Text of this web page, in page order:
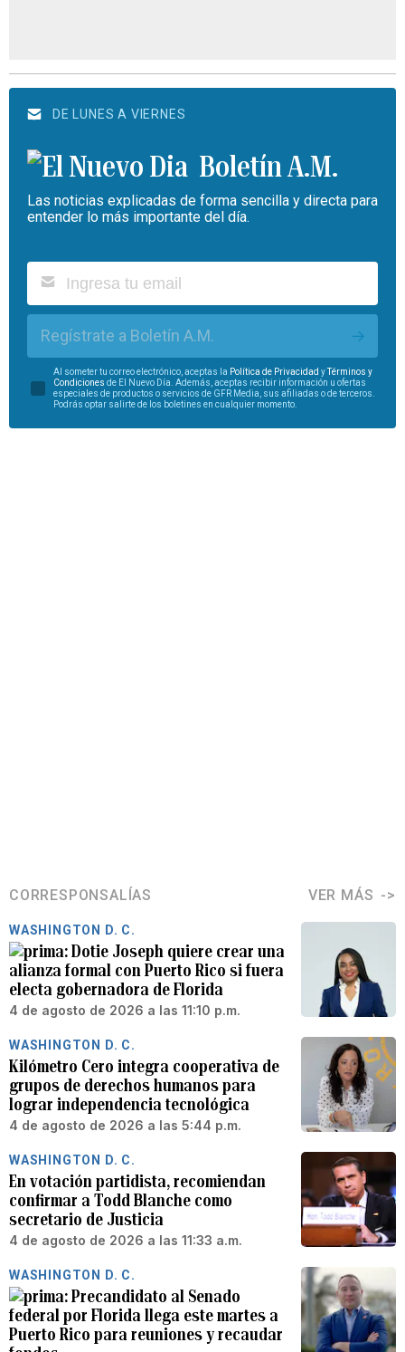
DE LUNES A VIERNES
Boletín A.M.
Las noticias explicadas de forma sencilla y directa para
entender lo más importante del día.
Regístrate a Boletín A.M.
Al someter tu correo electrónico, aceptas la Política de Privacidad y
Términos y
Condiciones de El Nuevo Día. Además, aceptas recibir información u ofertas
especiales de productos o servicios de GFR Media, sus afiliadas o de terceros.
Podrás optar salirte de los boletines en cualquier momento.
CORRESPONSALÍAS VER MÁS
WASHINGTON D. C.
Dotie Joseph quiere crear una
alianza formal con Puerto Rico si fuera
electa gobernadora de Florida
4 de agosto de 2026 a las 11:10 p.m.
WASHINGTON D. C.
Kilómetro Cero integra cooperativa de
grupos de derechos humanos para
lograr independencia tecnológica
4 de agosto de 2026 a las 5:44 p.m.
WASHINGTON D. C.
En votación partidista, recomiendan
confirmar a Todd Blanche como
secretario de Justicia
4 de agosto de 2026 a las 11:33 a.m.
WASHINGTON D. C.
Precandidato al Senado
federal por Florida llega este martes a
Puerto Rico para reuniones y recaudar